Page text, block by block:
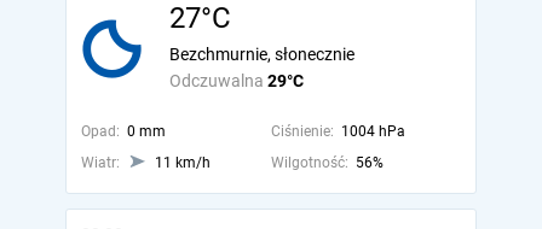
27°C
Odczuwalna 29°C
Bezchmurnie, słonecznie
Opad: 0 mm Ciśnienie: 1004 hPa
Wiatr:
11 km/h Wilgotność: 56%